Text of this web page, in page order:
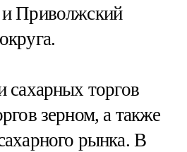
Приволжский
сахарных торгов
зерном, а также
рынка. В